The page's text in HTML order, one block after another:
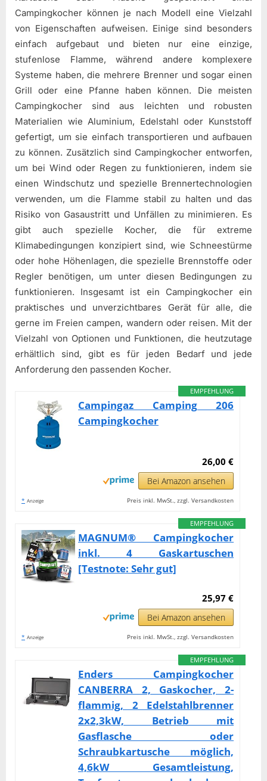
Campingkocher können je nach Modell eine Vielzahl
von Eigenschaften aufweisen. Einige sind besonders
einfach aufgebaut und bieten nur eine einzige,
stufenlose Flamme, während andere komplexere
Systeme haben, die mehrere Brenner und sogar einen
Grill oder eine Pfanne haben können. Die meisten
Campingkocher sind aus leichten und robusten
Materialien wie Aluminium, Edelstahl oder Kunststoff
gefertigt, um sie einfach transportieren und aufbauen
zu können. Zusätzlich sind Campingkocher entworfen,
um bei Wind oder Regen zu funktionieren, indem sie
einen Windschutz und spezielle Brennertechnologien
verwenden, um die Flamme stabil zu halten und das
Risiko von Gasaustritt und Unfällen zu minimieren. Es
gibt auch spezielle Kocher, die für extreme
Klimabedingungen konzipiert sind, wie Schneestürme
oder hohe Höhenlagen, die spezielle Brennstoffe oder
Regler benötigen, um unter diesen Bedingungen zu
funktionieren. Insgesamt ist ein Campingkocher ein
praktisches und unverzichtbares Gerät für alle, die
gerne im Freien campen, wandern oder reisen. Mit der
Vielzahl von Optionen und Funktionen, die heutzutage
erhältlich sind, gibt es für jeden Bedarf und jede
Anforderung den passenden Kocher.
EMPFEHLUNG
Campingaz Camping 206
Campingkocher
26,00 €
Bei Amazon ansehen
* Anzeige Preis inkl. MwSt., zzgl. Versandkosten
EMPFEHLUNG
MAGNUM® Campingkocher
inkl. 4 Gaskartuschen
[Testnote: Sehr gut]
25,97 €
Bei Amazon ansehen
* Anzeige Preis inkl. MwSt., zzgl. Versandkosten
EMPFEHLUNG
Enders Campingkocher
CANBERRA 2, Gaskocher, 2-
flammig, 2 Edelstahlbrenner
2x2,3kW, Betrieb mit
Gasflasche oder
Schraubkartusche möglich,
4,6kW Gesamtleistung,